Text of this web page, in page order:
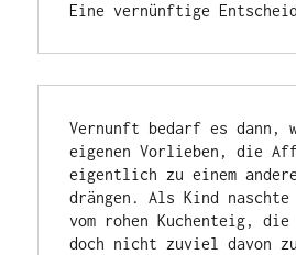
Eine vernünftige
Vernunft bedarf es dann,
eigenen Vorlieben, die
eigentlich zu einem
drängen. Als Kind naschte
vom rohen Kuchenteig, die
doch nicht zuviel davon